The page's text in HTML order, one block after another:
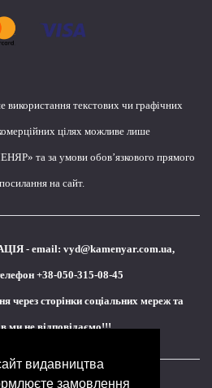
видавництва
замовлення
використання текстових чи графічних
цілях можливе лише
та за умови обов’язкового прямого
на сайт.
- email: vyd@kamenyar.com.ua,
+38-050-315-08-45
через сторінки соціальних мереж та
ми не відповідаємо!!!